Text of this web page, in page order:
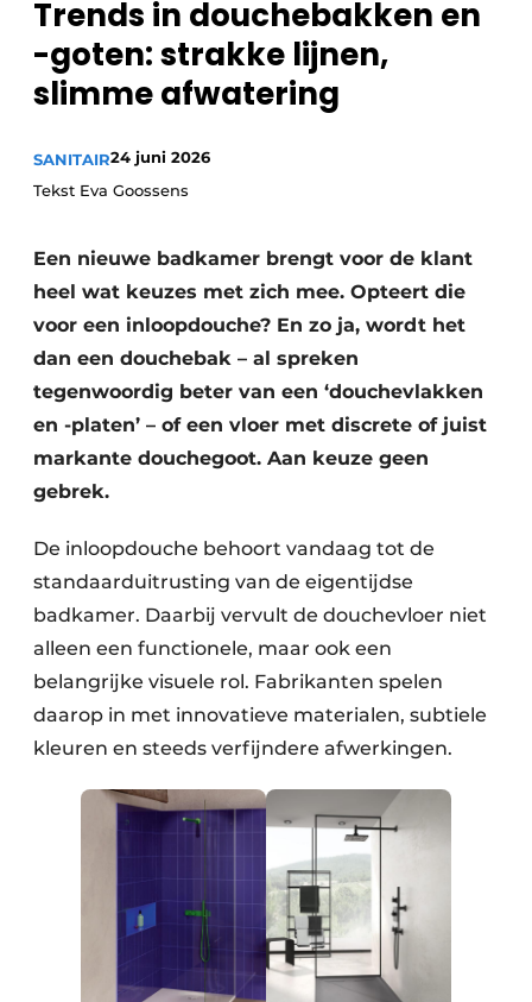
Privacy / Cookie statement
Vacature aanmelden
Video’s
Trends in douchebakken en
-goten: strakke lijnen,
slimme afwatering
SANITAIR24 juni 2026
Tekst Eva Goossens
Een nieuwe badkamer brengt voor de klant
heel wat keuzes met zich mee. Opteert die
voor een inloopdouche? En zo ja, wordt het
dan een douchebak – al spreken
tegenwoordig beter van een ‘douchevlakken
en -platen’ – of een vloer met discrete of juist
markante douchegoot. Aan keuze geen
gebrek.
De inloopdouche behoort vandaag tot de
standaarduitrusting van de eigentijdse
badkamer. Daarbij vervult de douchevloer niet
alleen een functionele, maar ook een
belangrijke visuele rol. Fabrikanten spelen
daarop in met innovatieve materialen, subtiele
kleuren en steeds verfijndere afwerkingen.